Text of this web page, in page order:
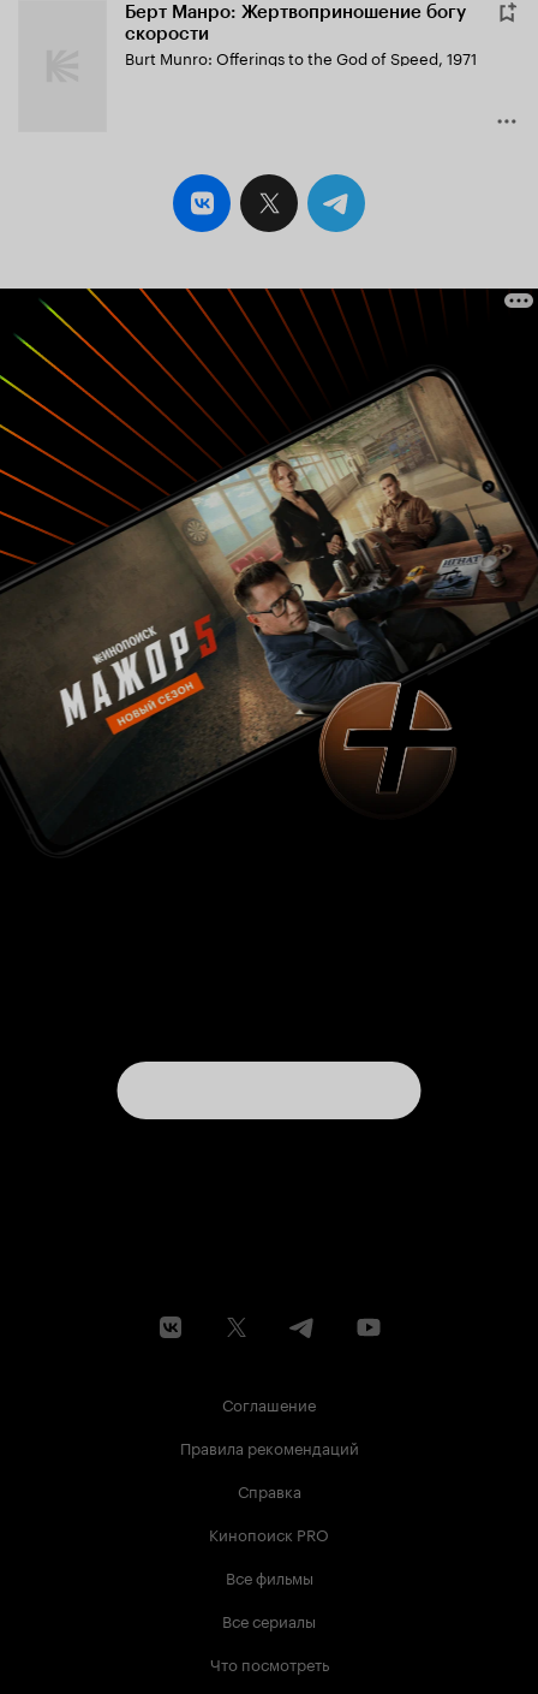
Берт Манро: Жертвоприношение богу
скорости
Burt Munro: Offerings to the God of Speed, 1971
Соглашение
Правила рекомендаций
Справка
Кинопоиск PRO
Все фильмы
Все сериалы
Что посмотреть